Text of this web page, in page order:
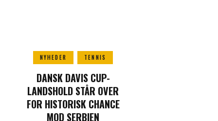
NYHEDER TENNIS
DANSK DAVIS CUP-
LANDSHOLD STÅR OVER
FOR HISTORISK CHANCE
MOD SERBIEN